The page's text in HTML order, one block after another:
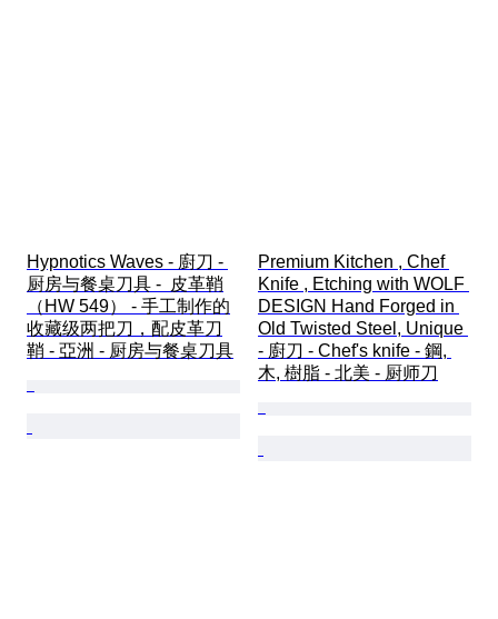
Hypnotics Waves - 廚刀 -
厨房与餐桌刀具 -  皮革鞘
（HW 549） - 手工制作的
收藏级两把刀，配皮革刀
鞘 - 亞洲 - 厨房与餐桌刀具
Premium Kitchen , Chef
Knife , Etching with WOLF
DESIGN Hand Forged in
Old Twisted Steel, Unique
- 廚刀 - Chef's knife - 鋼,
木, 樹脂 - 北美 - 厨师刀